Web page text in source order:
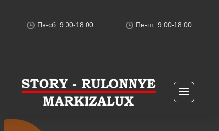
Пн-сб: 9:00-18:00 Пн-пт: 9:00-18:00